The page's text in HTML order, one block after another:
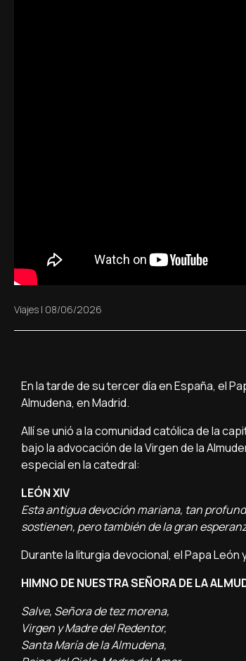
Viajes | 08/06/2026
En la tarde de su tercer día en España, el
Almudena, en Madrid.
Allí se unió a la comunidad católica de la
bajo la advocación de la Virgen de la
especial en la catedral:
LEÓN XIV
Esta antigua devoción mariana, tan
sostienen, pero también de la gran
Durante la liturgia devocional, el Papa
HIMNO DE NUESTRA SEÑORA DE LA
Salve, Señora de tez morena,
Virgen y Madre del Redentor,
Santa María de la Almudena,